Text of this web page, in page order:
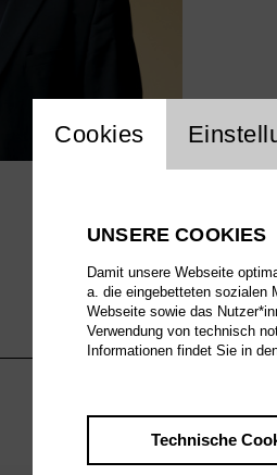
Einstellung
Cookies
UNSERE COOKIES
Damit unsere Webseite
a. die eingebetteten sozialen
Webseite sowie das
Verwendung von technisch
Informationen findet Sie in
Technische